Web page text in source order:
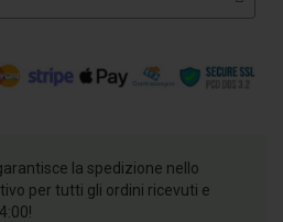
la spedizione nello
per tutti gli ordini ricevuti e